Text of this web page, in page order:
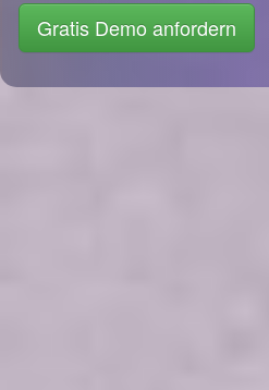
Gratis Demo anfordern